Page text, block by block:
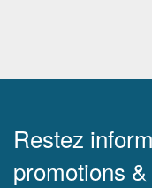
Restez
promotions